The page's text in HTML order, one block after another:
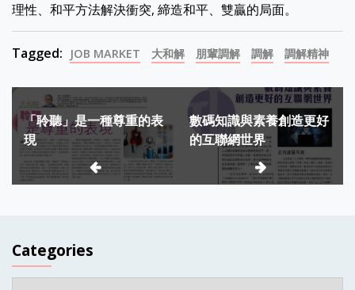
理性、和平方法解決衝突, 締造和平、雙贏的局面。
Tagged: JOB MARKET 大和解 朋輩調解 調解 調解精神
Post
navigation
「聆聽」是一種尊重的表
現
數碼知識與素養創造更好
的互聯網世界
Categories
Categories